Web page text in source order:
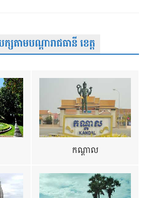
ាមបណ្តារាជធានី ខេត្ត
កណ្តាល